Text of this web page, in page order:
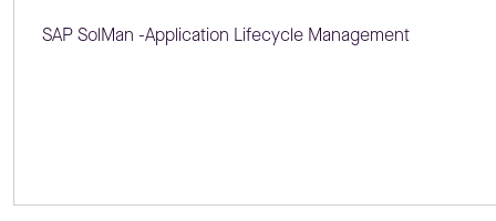
SAP SolMan -Application Lifecycle Management